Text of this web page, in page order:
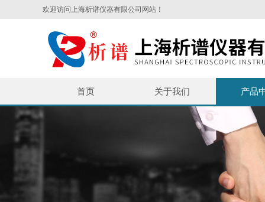
欢迎访问上海析谱仪器有限公司网站！
首页 关于我们 产品